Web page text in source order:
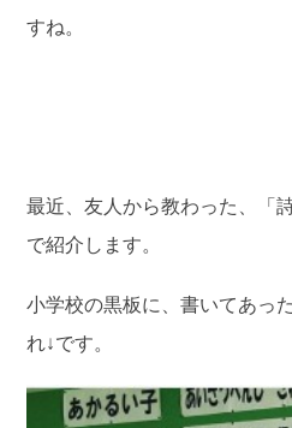
すね。
最近、友人から教わった、「
で紹介します。
小学校の黒板に、書いてあっ
れ↓です。